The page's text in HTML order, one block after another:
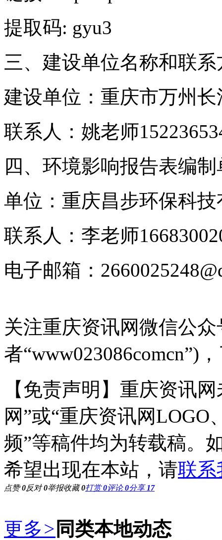
提取码: gyu3
三、建设单位名称和联系
建设单位：重庆市万州
联系人：姚老师
四、环境影响报告表编
单位：重庆昌步环保科
联系人：李老师
电子邮箱：
关注重庆资讯网微信公
者“www023086comcn”)
【免责声明】重庆资讯
网”或“重庆资讯网
频”等稿件均为转载稿。
希望出现在本站，请联系
点赞0反对0举报收藏0打赏0评论0分享 17
更多> 同类本地动态